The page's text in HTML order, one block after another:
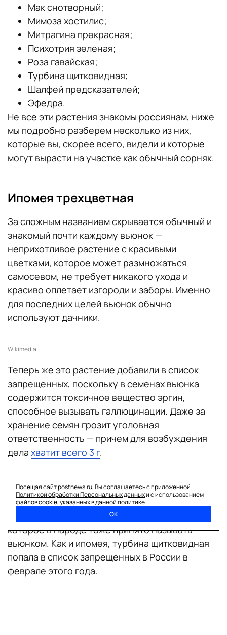
Мак снотворный;
Мимоза хостилис;
Митрагина прекрасная;
Психотрия зеленая;
Роза гавайская;
Турбина щитковидная;
Шалфей предсказателей;
Эфедра.
Не все эти растения знакомы россиянам, ниже
мы подробно разберем несколько из них,
которые вы, скорее всего, видели и которые
могут вырасти на участке как обычный сорняк.
Ипомея трехцветная
За сложным названием скрывается обычный и
знакомый почти каждому вьюнок —
неприхотливое растение с красивыми
цветками, которое может размножаться
самосевом, не требует никакого ухода и
красиво оплетает изгороди и заборы. Именно
для последних целей вьюнок обычно
используют дачники.
Wikimedia
Теперь же это растение добавили в список
запрещенных, поскольку в семенах вьюнка
содержится токсичное вещество эргин,
способное вызывать галлюцинации. Даже за
хранение семян грозит уголовная
ответственность — причем для возбуждения
дела хватит всего 3 г.
Турбина щитковидная
Еще одно растение со сложным названием,
которое в народе тоже принято называть
вьюнком. Как и ипомея, турбина щитковидная
попала в список запрещенных в России в
феврале этого года.
Посещая сайт postnews.ru, Вы соглашаетесь с приложенной
Политикой обработки Персональных данныхи с использованием
файлов cookie, указанных в данной политике.
ОК